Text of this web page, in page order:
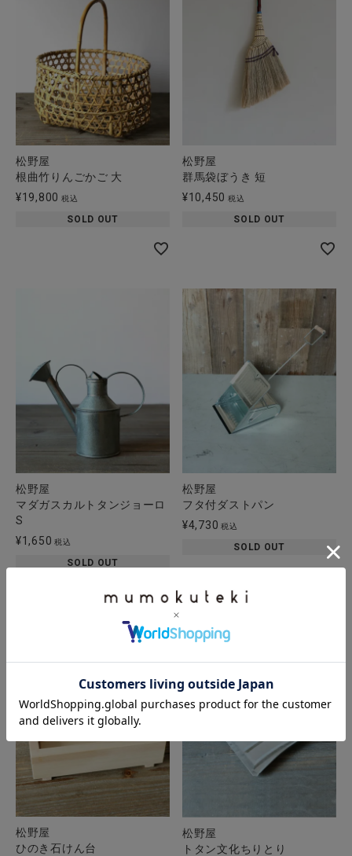
松野屋
根曲竹りんごかご 大
¥19,800 税込
SOLD OUT
松野屋
群馬袋ぼうき 短
¥10,450 税込
SOLD OUT
松野屋
マダガスカルトタンジョーロ
S
¥1,650 税込
SOLD OUT
松野屋
フタ付ダストパン
¥4,730 税込
SOLD OUT
松野屋
ひのき石けん台
松野屋
トタン文化ちりとり